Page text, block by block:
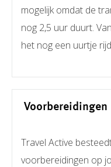
mogelijk omdat de
nog 2,5 uur duurt.
het nog een uurtje
Voorbereidingen
Travel Active
voorbereidingen op